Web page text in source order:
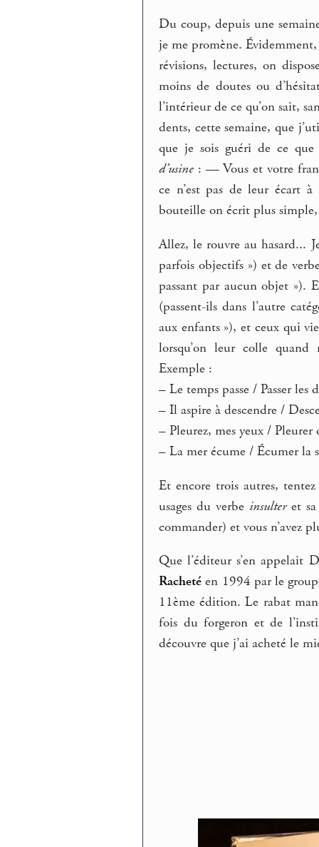
Du coup, depuis une
je me promène.
révisions, lectures, on
moins de doutes ou
l’intérieur de ce qu’on sait,
dents, cette semaine, que
que je sois guéri de ce que
d’usine : — Vous et votre
ce n’est pas de leur écart
bouteille on écrit plus
Allez, le rouvre au hasard...
parfois objectifs ») et de
passant par aucun objet »).
(passent-ils dans l’autre
aux enfants »), et ceux qui
lorsqu’on leur colle quand
Exemple :
– Le temps passe / Passer les
– Il aspire à descendre /
– Pleurez, mes yeux / Pleurer
– La mer écume / Écumer la
Et encore trois autres,
usages du verbe insulteret
commander) et vous n’avez
Que l’éditeur s’en appelait
Racheté en 1994 par le
11ème édition. Le rabat
fois du forgeron et de
découvre que j’ai acheté le